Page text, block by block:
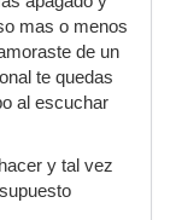
mas o menos
de un
te quedas
al escuchar
y tal vez